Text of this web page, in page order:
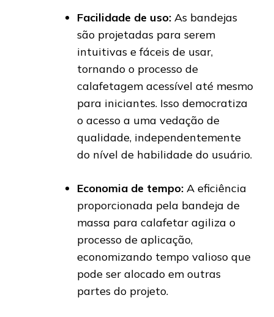
Facilidade de uso: As bandejas
são projetadas para serem
intuitivas e fáceis de usar,
tornando o processo de
calafetagem acessível até mesmo
para iniciantes. Isso democratiza
o acesso a uma vedação de
qualidade, independentemente
do nível de habilidade do usuário.
Economia de tempo: A eficiência
proporcionada pela bandeja de
massa para calafetar agiliza o
processo de aplicação,
economizando tempo valioso que
pode ser alocado em outras
partes do projeto.